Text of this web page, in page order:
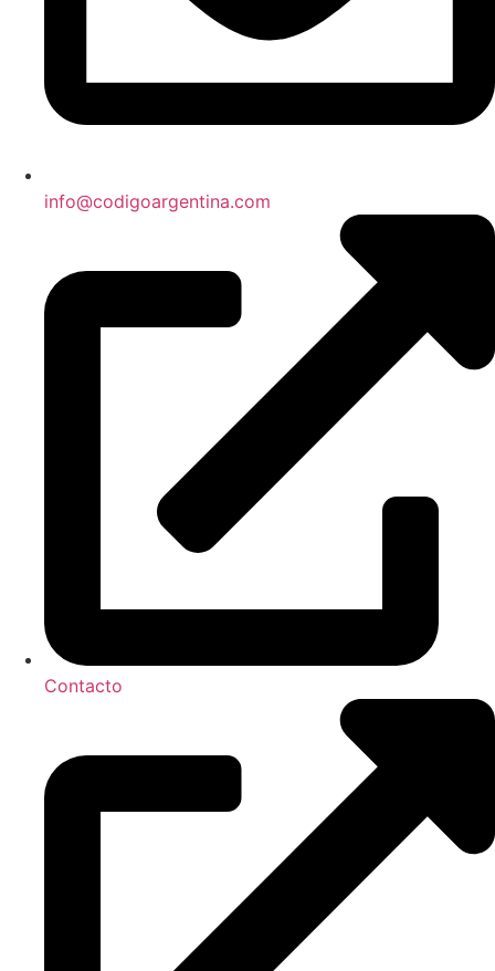
info@codigoargentina.com
Contacto